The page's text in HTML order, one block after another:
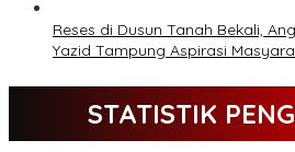
Reses di Dusun Tanah Bekali,
Yazid Tampung Aspirasi
STATISTIK